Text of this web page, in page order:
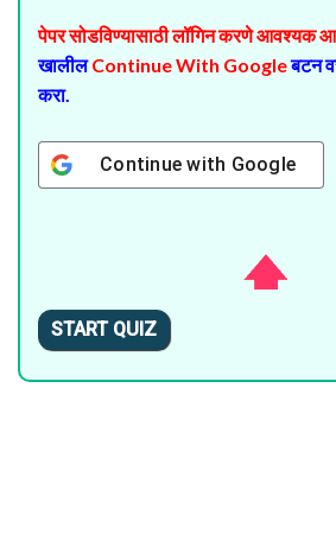
पेपर सोडविण्यासाठी लॉगिन करणे आवश्यक
खालीलContinue With Googleबटन
करा.
Continue with Google